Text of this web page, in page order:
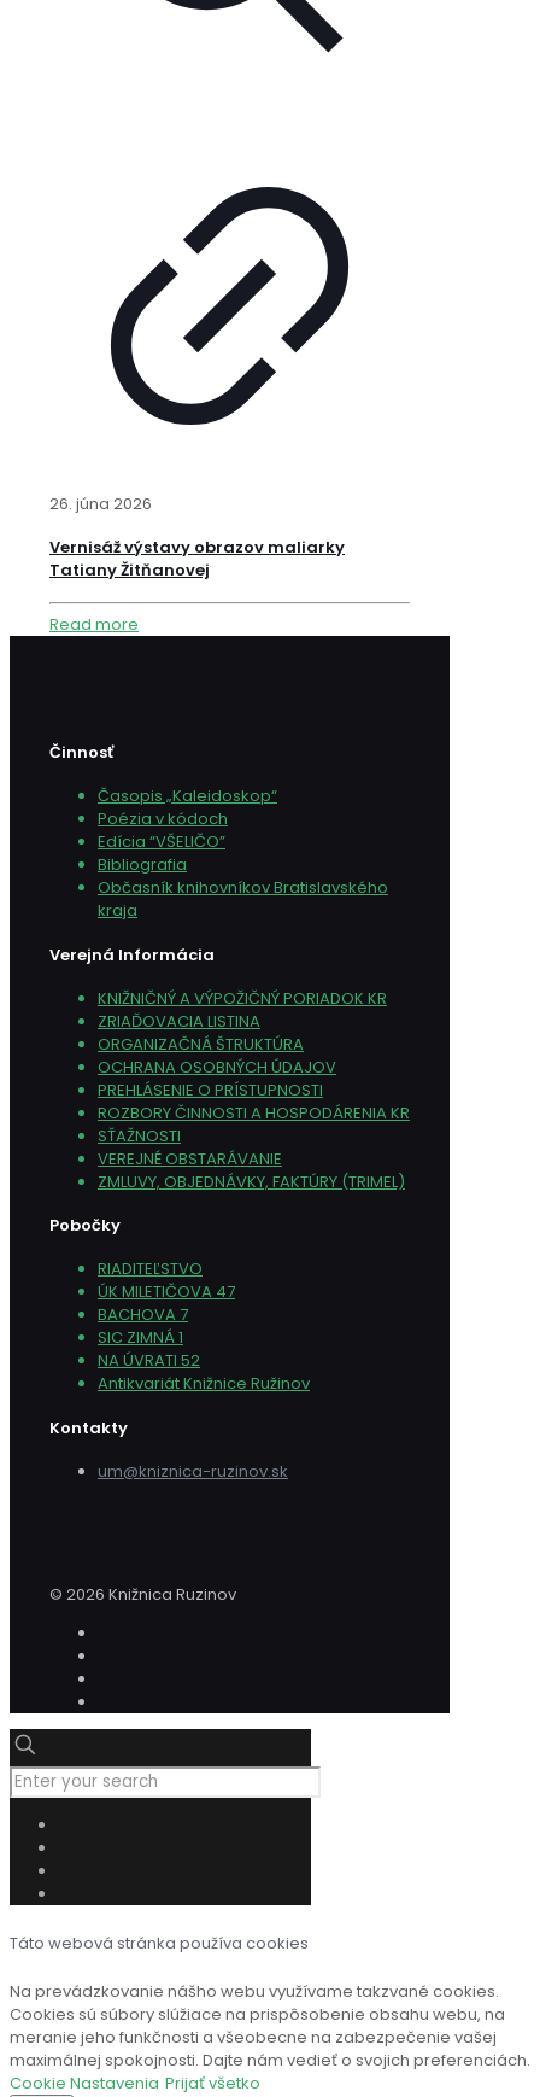
26. júna 2026
Vernisáž výstavy obrazov maliarky
Tatiany Žitňanovej
Read more
Činnosť
Časopis „Kaleidoskop“
Poézia v kódoch
Edícia “VŠELIČO”
Bibliografia
Občasník knihovníkov Bratislavského
kraja
Verejná Informácia
KNIŽNIČNÝ A VÝPOŽIČNÝ PORIADOK KR
ZRIAĎOVACIA LISTINA
ORGANIZAČNÁ ŠTRUKTÚRA
OCHRANA OSOBNÝCH ÚDAJOV
PREHLÁSENIE O PRÍSTUPNOSTI
ROZBORY ČINNOSTI A HOSPODÁRENIA KR
SŤAŽNOSTI
VEREJNÉ OBSTARÁVANIE
ZMLUVY, OBJEDNÁVKY, FAKTÚRY (TRIMEL)
Pobočky
RIADITEĽSTVO
ÚK MILETIČOVA 47
BACHOVA 7
SIC ZIMNÁ 1
NA ÚVRATI 52
Antikvariát Knižnice Ružinov
Kontakty
um@kniznica-ruzinov.sk
© 2026 Knižnica Ruzinov
Táto webová stránka používa cookies
Na prevádzkovanie nášho webu využívame takzvané cookies.
Cookies sú súbory slúžiace na prispôsobenie obsahu webu, na
meranie jeho funkčnosti a všeobecne na zabezpečenie vašej
maximálnej spokojnosti. Dajte nám vedieť o svojich preferenciách.
Cookie Nastavenia Prijať všetko